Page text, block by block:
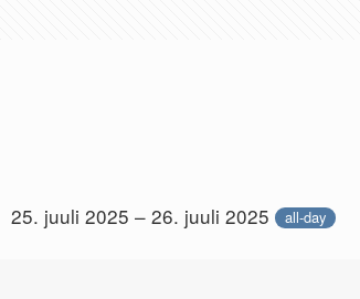
25. juuli 2025 – 26. juuli 2025 all-day